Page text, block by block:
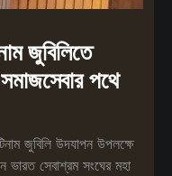
জুবিলিতে
সমাজসেবার পথে
জুবিলি উদযাপন উপলক্ষে
ভারত সেবাশ্রম সংঘের মহা